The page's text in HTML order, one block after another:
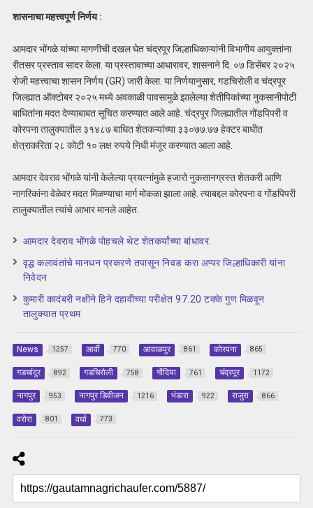
शासनाचा महत्त्वपूर्ण निर्णय :
आमदार भोंगळे यांच्या मागणीची दखल घेत चंद्रपूर जिल्हाधिकाऱ्यांनी विभागीय आयुक्तांना
रीतसर प्रस्ताव सादर केला. या प्रस्तावाच्या आधारावर, शासनाने दि. ०७ डिसेंबर २०२५
रोजी महत्त्वाचा शासन निर्णय (GR) जारी केला. या निर्णयानुसार, गडचिरोली व चंद्रपूर
जिल्ह्यात ऑक्टोबर २०२५ मध्ये अवकाळी पावसामुळे झालेल्या शेतीपिकांच्या नुकसानीपोटी
बाधितांना मदत देण्याबाबत सूचित करण्यात आले आहे. चंद्रपूर जिल्ह्यातील गोंडपिपरी व
कोरपना तालुक्यातील ३१४८७ बाधित शेतकऱ्यांच्या ३३०७७.७७ हेक्टर बाधीत
क्षेत्राकरिता २८ कोटी १० लक्ष रुपये निधी मंजूर करण्यात आला आहे.
आमदार देवराव भोंगळे यांनी केलेल्या प्रयत्नांमुळे हजारो नुकसानग्रस्त शेतकरी आणि
नागरिकांना वेळेवर मदत मिळण्याचा मार्ग मोकळा झाला आहे. त्याबद्दल कोरपना व गोंडपिपरी
तालुक्यातील त्यांचे आभार मानले आहेत.
आमदार देवराव भोंगळे पोहचले थेट शेतकर्यांच्या बांधावर.
वृद्ध कलावंतांचे मानधन प्रकरणे तपासून निवड करा अप्पर जिल्हाधिकारी यांना
निवेदन
कुमारी कादंबरी नक्षीने हिने दहावीच्या परीक्षेत 97.20 टक्के गुण मिळवून
तालुक्यात प्रथम
News 1257 आर्वी 770 आवाळपुर 861 कोरपना 865
गडचांदुर 892 गडचिरोली 758 गोंदिया 761 चंद्रपूर 1172
नागपुर 953 नागपुर डिवीजन 1216 भंडारा 922 राजुरा 866
वरोरा 801 वर्धा 773